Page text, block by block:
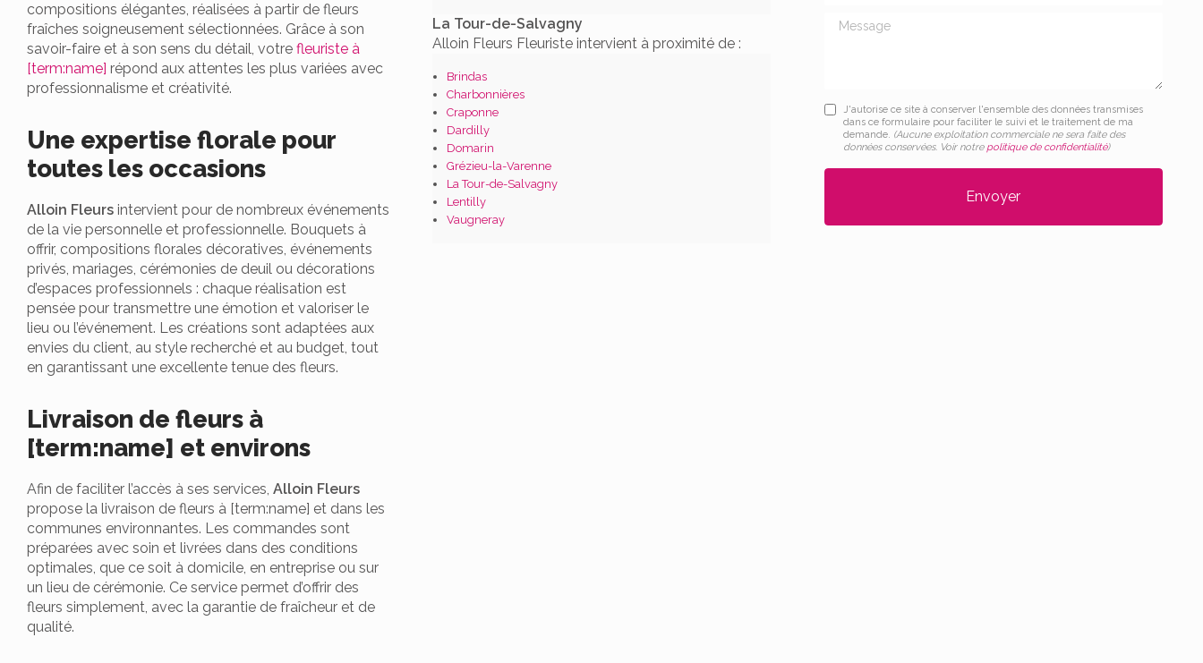
compositions élégantes, réalisées à partir de fleurs
fraîches soigneusement sélectionnées. Grâce à son
savoir-faire et à son sens du détail, votre fleuriste à
[term:name] répond aux attentes les plus variées avec
professionnalisme et créativité.
Une expertise florale pour
toutes les occasions
Alloin Fleurs intervient pour de nombreux événements
de la vie personnelle et professionnelle. Bouquets à
offrir, compositions florales décoratives, événements
privés, mariages, cérémonies de deuil ou décorations
d’espaces professionnels : chaque réalisation est
pensée pour transmettre une émotion et valoriser le
lieu ou l’événement. Les créations sont adaptées aux
envies du client, au style recherché et au budget, tout
en garantissant une excellente tenue des fleurs.
Livraison de fleurs à
[term:name] et environs
Afin de faciliter l’accès à ses services, Alloin Fleurs
propose la livraison de fleurs à [term:name] et dans les
communes environnantes. Les commandes sont
préparées avec soin et livrées dans des conditions
optimales, que ce soit à domicile, en entreprise ou sur
un lieu de cérémonie. Ce service permet d’offrir des
fleurs simplement, avec la garantie de fraîcheur et de
qualité.
La Tour-de-Salvagny
Alloin Fleurs Fleuriste intervient à proximité de :
Brindas
Charbonnières
Craponne
Dardilly
Domarin
Grézieu-la-Varenne
La Tour-de-Salvagny
Lentilly
Vaugneray
Message
J'autorise ce site à conserver l'ensemble des données transmises
dans ce formulaire pour faciliter le suivi et le traitement de ma
demande. (Aucune exploitation commerciale ne sera faite des
données conservées. Voir notre politique de confidentialité)